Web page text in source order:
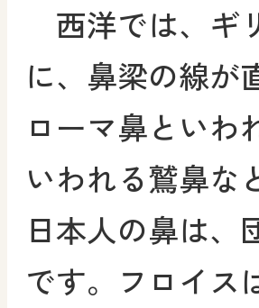
西洋では、ギ
に、鼻梁の線が
ローマ鼻といわ
いわれる鷲鼻な
日本人の鼻は、
です。フロイス